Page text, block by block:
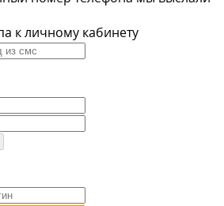
к личному кабинету